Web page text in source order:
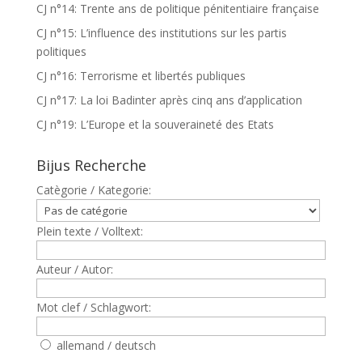
CJ n°14: Trente ans de politique pénitentiaire française
CJ n°15: L’influence des institutions sur les partis
politiques
CJ n°16: Terrorisme et libertés publiques
CJ n°17: La loi Badinter après cinq ans d’application
CJ n°19: L’Europe et la souveraineté des Etats
Bijus Recherche
Catègorie / Kategorie:
Plein texte / Volltext:
Auteur / Autor:
Mot clef / Schlagwort:
allemand / deutsch